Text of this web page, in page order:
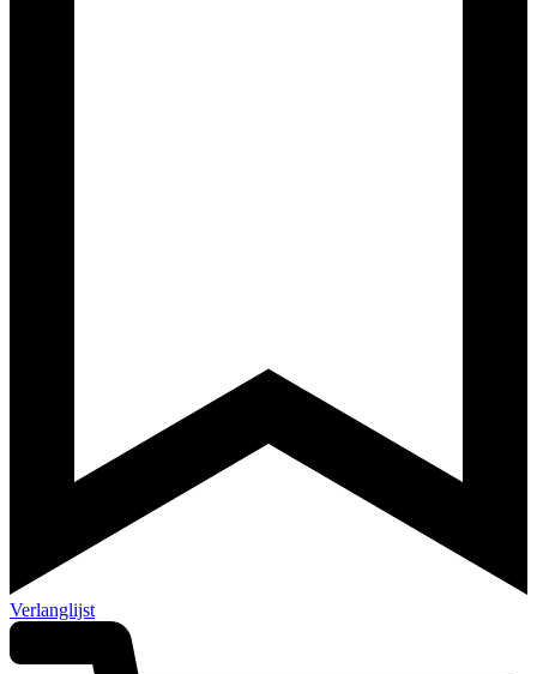
Verlanglijst